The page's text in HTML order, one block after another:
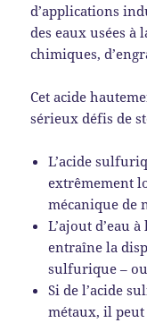
d’applications
des eaux usées
chimiques,
Cet acide
sérieux défis de
L’acide
extrêmement
mécanique de
L’ajout d’eau
entraîne la
sulfurique –
Si de l’acide
métaux, il peut